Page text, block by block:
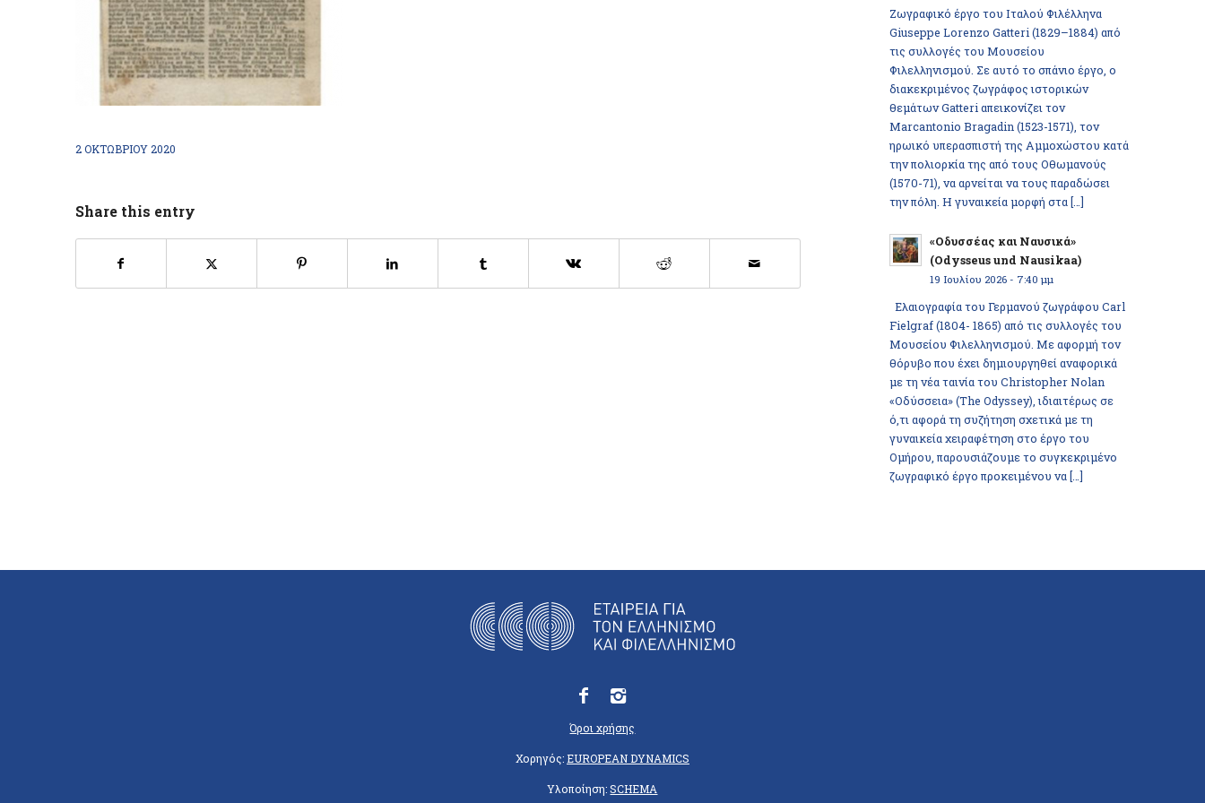
2 ΟΚΤΩΒΡΊΟΥ 2020
Share this entry
Ζωγραφικό έργο του Ιταλού Φιλέλληνα
Giuseppe Lorenzo Gatteri (1829–1884) από
τις συλλογές του Μουσείου
Φιλελληνισμού. Σε αυτό το σπάνιο έργο, ο
διακεκριμένος ζωγράφος ιστορικών
θεμάτων Gatteri απεικονίζει τον
Marcantonio Bragadin (1523-1571), τον
ηρωικό υπερασπιστή της Αμμοχώστου κατά
την πολιορκία της από τους Οθωμανούς
(1570-71), να αρνείται να τους παραδώσει
την πόλη. Η γυναικεία μορφή στα […]
«Οδυσσέας και Ναυσικά»
(Odysseus und Nausikaa)
19 Ιουλίου 2026 - 7:40 μμ
Ελαιογραφία του Γερμανού ζωγράφου Carl
Fielgraf (1804- 1865) από τις συλλογές του
Μουσείου Φιλελληνισμού. Με αφορμή τον
θόρυβο που έχει δημιουργηθεί αναφορικά
με τη νέα ταινία του Christopher Nolan
«Οδύσσεια» (The Odyssey), ιδιαιτέρως σε
ό,τι αφορά τη συζήτηση σχετικά με τη
γυναικεία χειραφέτηση στο έργο του
Ομήρου, παρουσιάζουμε το συγκεκριμένο
ζωγραφικό έργο προκειμένου να […]
Όροι χρήσης
Χορηγός:EUROPEAN DYNAMICS
Υλοποίηση:SCHEMA